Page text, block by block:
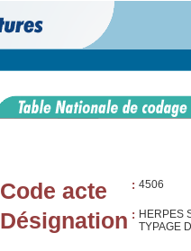
Code acte : 4506
Désignation : HERPES
TYPAGE